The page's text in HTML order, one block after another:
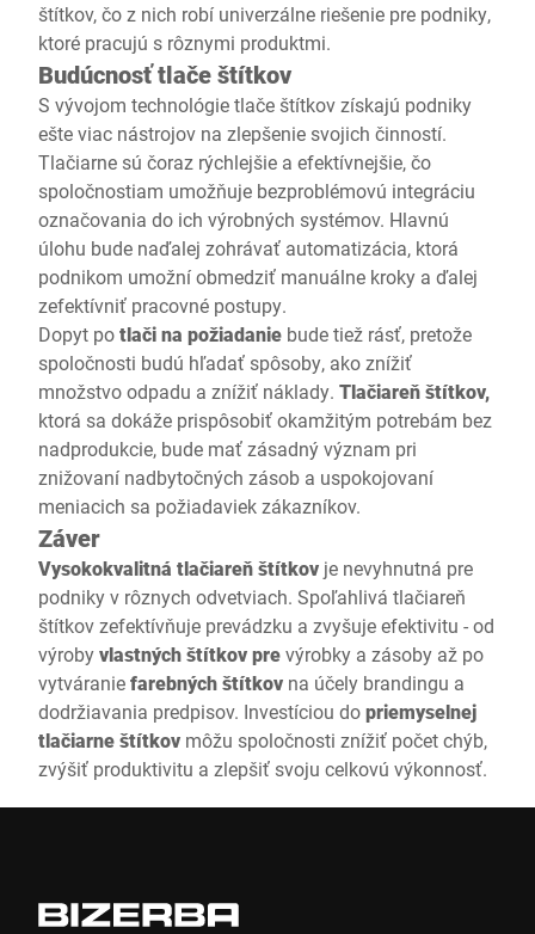
štítkov, čo z nich robí univerzálne riešenie pre podniky,
ktoré pracujú s rôznymi produktmi.
Budúcnosť tlače štítkov
S vývojom technológie tlače štítkov získajú podniky
ešte viac nástrojov na zlepšenie svojich činností.
Tlačiarne sú čoraz rýchlejšie a efektívnejšie, čo
spoločnostiam umožňuje bezproblémovú integráciu
označovania do ich výrobných systémov. Hlavnú
úlohu bude naďalej zohrávať automatizácia, ktorá
podnikom umožní obmedziť manuálne kroky a ďalej
zefektívniť pracovné postupy.
Dopyt potlači na požiadanie bude tiež rásť, pretože
spoločnosti budú hľadať spôsoby, ako znížiť
množstvo odpadu a znížiť náklady. Tlačiareň štítkov,
ktorá sa dokáže prispôsobiť okamžitým potrebám bez
nadprodukcie, bude mať zásadný význam pri
znižovaní nadbytočných zásob a uspokojovaní
meniacich sa požiadaviek zákazníkov.
Záver
Vysokokvalitná tlačiareň štítkov je nevyhnutná pre
podniky v rôznych odvetviach. Spoľahlivá tlačiareň
štítkov zefektívňuje prevádzku a zvyšuje efektivitu - od
výrobyvlastných štítkov prevýrobky a zásoby až po
vytváraniefarebných štítkov na účely brandingu a
dodržiavania predpisov. Investíciou dopriemyselnej
tlačiarne štítkov môžu spoločnosti znížiť počet chýb,
zvýšiť produktivitu a zlepšiť svoju celkovú výkonnosť.